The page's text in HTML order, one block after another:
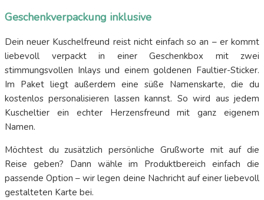
Geschenkverpackung inklusive
Dein neuer Kuschelfreund reist nicht einfach so an – er kommt
liebevoll verpackt in einer Geschenkbox mit zwei
stimmungsvollen Inlays und einem goldenen Faultier-Sticker.
Im Paket liegt außerdem eine süße Namenskarte, die du
kostenlos personalisieren lassen kannst. So wird aus jedem
Kuscheltier ein echter Herzensfreund mit ganz eigenem
Namen.
Möchtest du zusätzlich persönliche Grußworte mit auf die
Reise geben? Dann wähle im Produktbereich einfach die
passende Option – wir legen deine Nachricht auf einer liebevoll
gestalteten Karte bei.